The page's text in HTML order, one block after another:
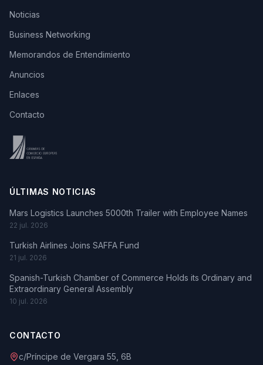
Noticias
Business Networking
Memorandos de Entendimiento
Anuncios
Enlaces
Contacto
ÚLTIMAS NOTICIAS
Mars Logistics Launches 5000th Trailer with Employee Names
22 jul. 2026
Turkish Airlines Joins SAFFA Fund
21 jul. 2026
Spanish-Turkish Chamber of Commerce Holds its Ordinary and
Extraordinary General Assembly
10 jul. 2026
CONTACTO
c/Príncipe de Vergara 55, 6B